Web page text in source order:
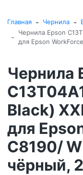
Главная - Чернила -
-
Чернила Epson
для Epson
Чернила
Black)
для
C8190/
чёрный,